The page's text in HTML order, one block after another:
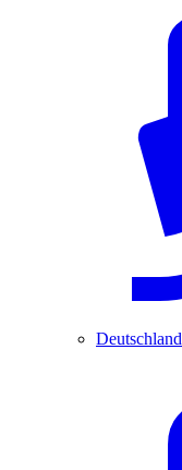
Deutschland